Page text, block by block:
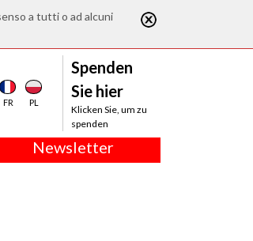
a tutti o ad alcuni
FR PL
Spenden
Sie hier
Klicken Sie, um zu
spenden
Newsletter